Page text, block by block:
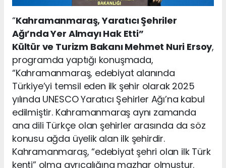
“Kahramanmaraş, Yaratıcı Şehriler
Ağı’nda Yer Almayı Hak Etti”
Kültür ve Turizm Bakanı Mehmet Nuri Ersoy,
programda yaptığı konuşmada,
“Kahramanmaraş, edebiyat alanında
Türkiye’yi temsil eden ilk şehir olarak 2025
yılında UNESCO Yaratıcı Şehirler Ağı’na kabul
edilmiştir. Kahramanmaraş aynı zamanda
ana dili Türkçe olan şehirler arasında da söz
konusu ağda üyelik alan ilk şehirdir.
Kahramanmaraş, “edebiyat şehri olan ilk Türk
kenti” olma ayrıcalığına mazhar olmuştur.